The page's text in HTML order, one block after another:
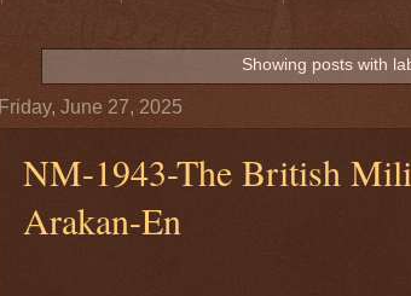
Showing posts with
Friday, June 27, 2025
NM-1943-The British
Arakan-En